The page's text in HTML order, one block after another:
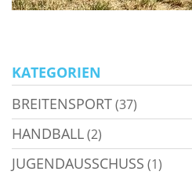
KATEGORIEN
BREITENSPORT(37)
HANDBALL(2)
JUGENDAUSSCHUSS (1)